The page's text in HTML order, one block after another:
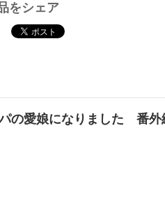
をシェア
の愛娘になりました 番外